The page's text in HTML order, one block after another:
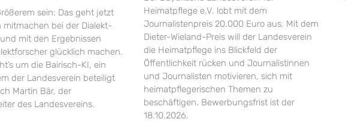
sein: Das geht jetzt
mitmachen bei der Dialekt-
mit den Ergebnissen
glücklich machen.
um die Bairisch-KI, ein
der Landesverein beteiligt
Martin Bär, der
des Landesvereins.
Heimatpflege e.V. lobt mit dem
Journalistenpreis 20.000 Euro aus. Mit dem
Dieter-Wieland-Preis will der Landesverein
die Heimatpflege ins Blickfeld der
Öffentlichkeit rücken und Journalistinnen
und Journalisten motivieren, sich mit
heimatpflegerischen Themen zu
beschäftigen. Bewerbungsfrist ist der
18.10.2026.